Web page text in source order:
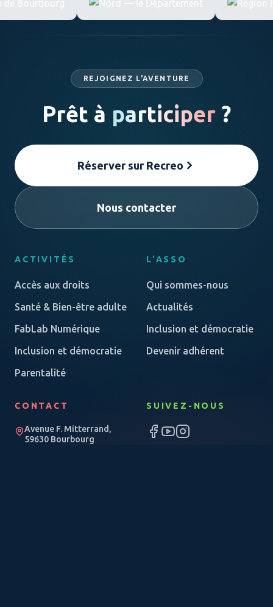
REJOIGNEZ L'AVENTURE
Prêt à participer ?
Réserver sur Recreo
Nous contacter
ACTIVITÉS
Accès aux droits
Santé & Bien-être adulte
FabLab Numérique
Inclusion et démocratie
Parentalité
L'ASSO
Qui sommes-nous
Actualités
Inclusion et démocratie
Devenir adhérent
CONTACT
Avenue F. Mitterrand,
59630 Bourbourg
SUIVEZ-NOUS